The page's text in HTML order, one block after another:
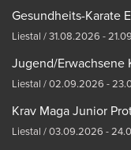
Gesundheits-Karate
Liestal / 31.08.2026 -
Jugend/Erwachsene
Liestal / 02.09.2026 -
Krav Maga Junior
Liestal / 03.09.2026 -